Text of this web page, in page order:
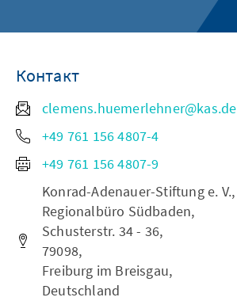
Контакт
clemens.huemerlehner@kas.de
+49 761 156 4807-4
+49 761 156 4807-9
Konrad-Adenauer-Stiftung e. V.,
Regionalbüro Südbaden,
Schusterstr. 34 - 36,
79098,
Freiburg im Breisgau,
Deutschland